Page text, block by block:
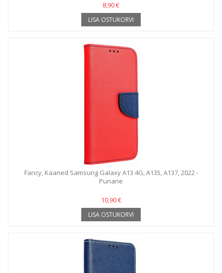
8,90 €
LISA OSTUKORVI
Fancy, Kaaned Samsung Galaxy A13 4G, A135, A137, 2022 -
Punane
10,90 €
LISA OSTUKORVI